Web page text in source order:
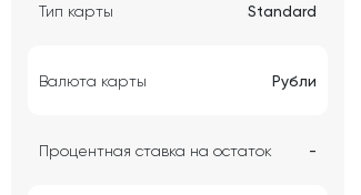
Тип карты Standard
Валюта карты Рубли
Процентная ставка на остаток -